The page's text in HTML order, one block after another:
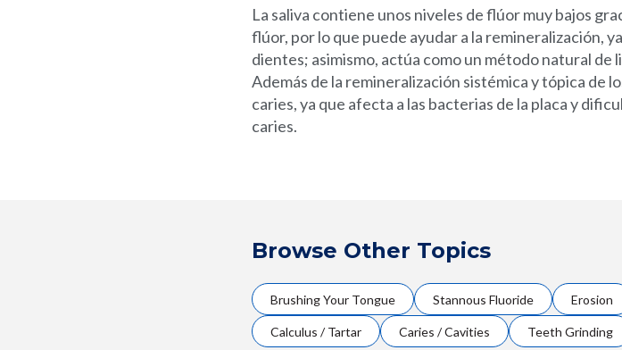
La saliva contiene unos niveles de flúor muy bajos
flúor, por lo que puede ayudar a la remineralización,
dientes; asimismo, actúa como un método natural de
Además de la remineralización sistémica y tópica de
caries, ya que afecta a las bacterias de la placa y
caries.
Browse Other Topics
Brushing Your Tongue Stannous Fluoride Erosion
Calculus / Tartar Caries / Cavities Teeth Grinding